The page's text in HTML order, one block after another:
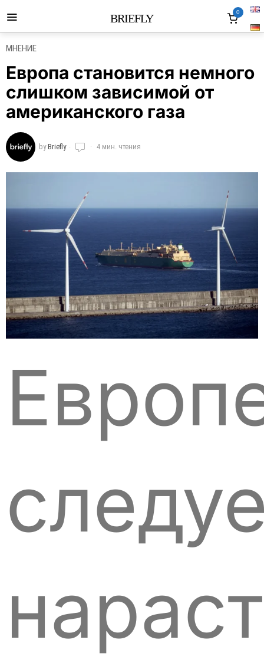
BRIEFLY 0
МНЕНИЕ
Европа становится немного
слишком зависимой от
американского газа
byBriefly 4 мин. чтения